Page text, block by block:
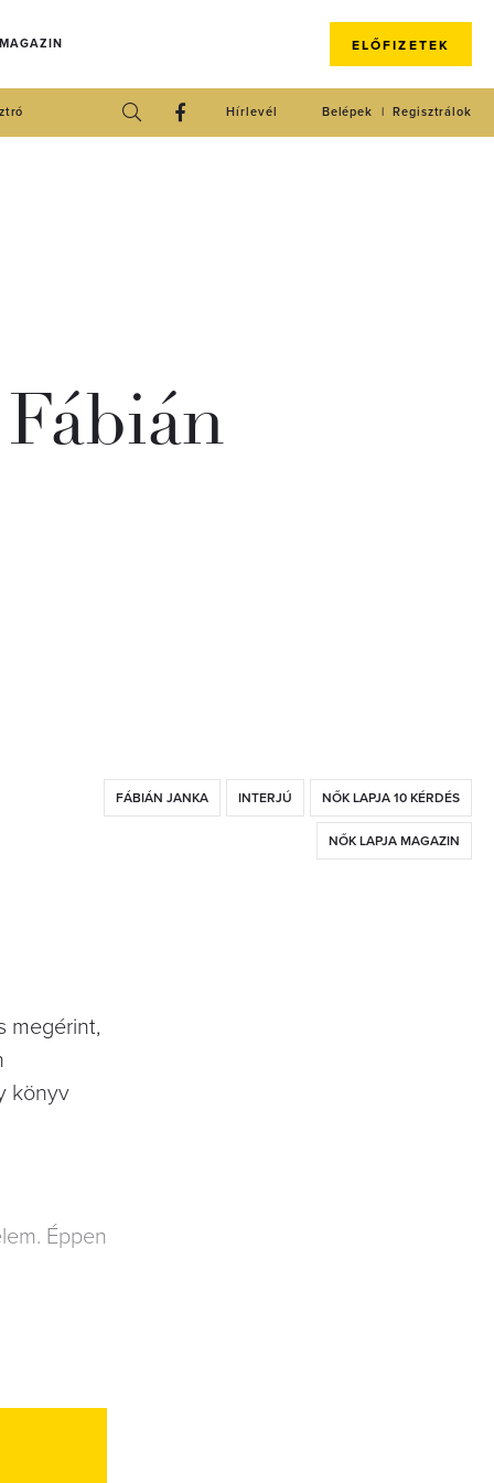
ELŐFIZETEK
Regisztrálok
Belépek
Hírlevél
FÁBIÁN JANKA INTERJÚ NŐK LAPJA 10 KÉRDÉS
NŐK LAPJA MAGAZIN
megérint,
könyv
Éppen